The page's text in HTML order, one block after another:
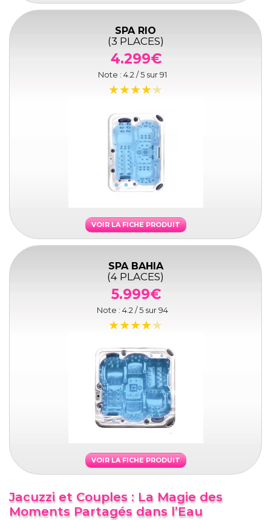
SPA RIO
(3 PLACES)
4.299€
Note : 4.2 / 5 sur91
VOIR LA FICHE PRODUIT
SPA BAHIA
(4 PLACES)
5.999€
Note : 4.2 / 5 sur94
VOIR LA FICHE PRODUIT
Jacuzzi et Couples : La Magie des
Moments Partagés dans l’Eau